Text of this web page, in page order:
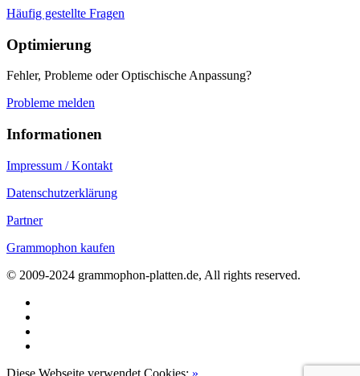
Häufig gestellte Fragen
Optimierung
Fehler, Probleme oder Optischische Anpassung?
Probleme melden
Informationen
Impressum / Kontakt
Datenschutzerklärung
Partner
Grammophon kaufen
© 2009-2024 grammophon-platten.de, All rights reserved.
Diese Webseite verwendet Cookies: »